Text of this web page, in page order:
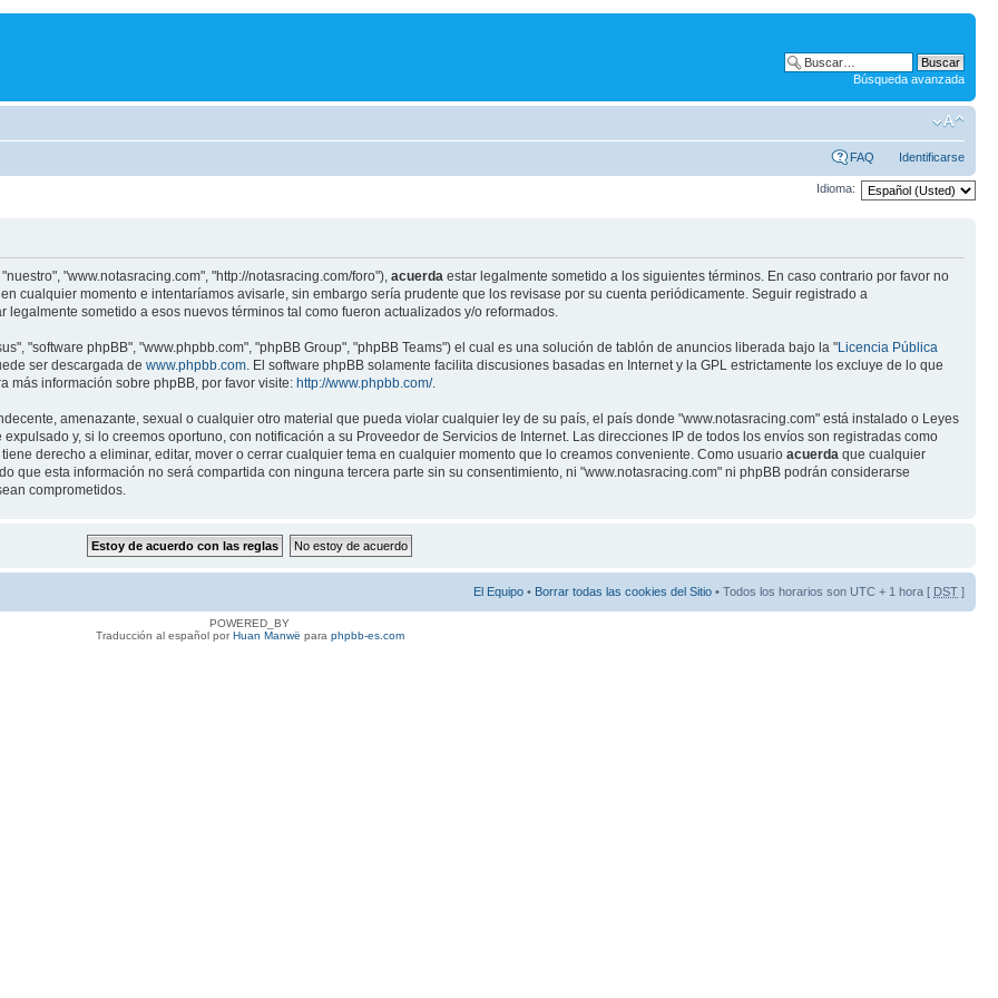
Búsqueda avanzada
FAQ Identificarse
Idioma:
"www.notasracing.com", "http://notasracing.com/foro"), acuerda estar legalmente sometido a los siguientes términos. En caso contrario por favor no
cualquier momento e intentaríamos avisarle, sin embargo sería prudente que los revisase por su cuenta periódicamente. Seguir registrado a
legalmente sometido a esos nuevos términos tal como fueron actualizados y/o reformados.
"software phpBB", "www.phpbb.com", "phpBB Group", "phpBB Teams") el cual es una solución de tablón de anuncios liberada bajo la "Licencia Pública
ser descargada de www.phpbb.com. El software phpBB solamente facilita discusiones basadas en Internet y la GPL estrictamente los excluye de lo que
más información sobre phpBB, por favor visite: http://www.phpbb.com/.
amenazante, sexual o cualquier otro material que pueda violar cualquier ley de su país, el país donde "www.notasracing.com" está instalado o Leyes
y, si lo creemos oportuno, con notificación a su Proveedor de Servicios de Internet. Las direcciones IP de todos los envíos son registradas como
derecho a eliminar, editar, mover o cerrar cualquier tema en cualquier momento que lo creamos conveniente. Como usuario acuerda que cualquier
que esta información no será compartida con ninguna tercera parte sin su consentimiento, ni "www.notasracing.com" ni phpBB podrán considerarse
comprometidos.
El Equipo • Borrar todas las cookies del Sitio • Todos los horarios son UTC + 1 hora [ DST ]
POWERED_BY
Traducción al español porHuan Manwë para phpbb-es.com